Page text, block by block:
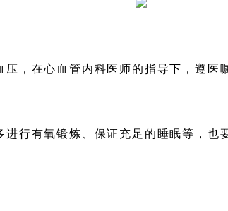
，在心血管内科医师的指导下，遵医
行有氧锻炼、保证充足的睡眠等，